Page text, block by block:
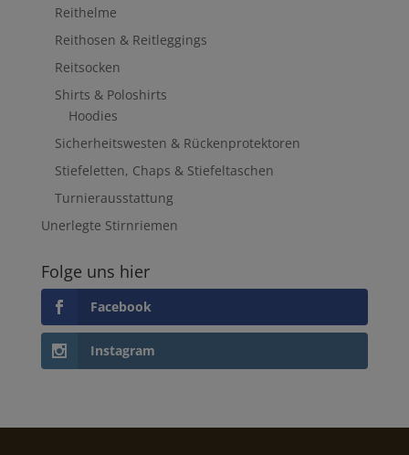
Reithelme
Reithosen & Reitleggings
Reitsocken
Shirts & Poloshirts
Hoodies
Sicherheitswesten & Rückenprotektoren
Stiefeletten, Chaps & Stiefeltaschen
Turnierausstattung
Unerlegte Stirnriemen
Folge uns hier
Facebook
Instagram